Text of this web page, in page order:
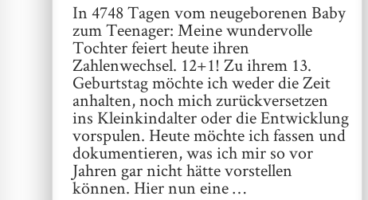
In 4748 Tagen vom neugeborenen Baby
zum Teenager: Meine wundervolle
Tochter feiert heute ihren
Zahlenwechsel. 12+1! Zu ihrem 13.
Geburtstag möchte ich weder die Zeit
anhalten, noch mich zurückversetzen
ins Kleinkindalter oder die Entwicklung
vorspulen. Heute möchte ich fassen und
dokumentieren, was ich mir so vor
Jahren gar nicht hätte vorstellen
können. Hier nun eine …